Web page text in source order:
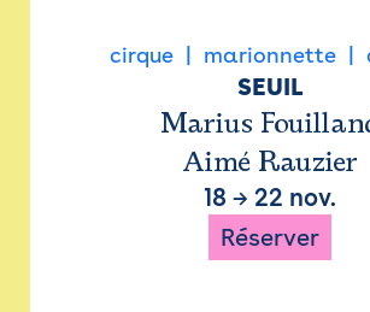
cirque marionnette
SEUIL
Marius
Aimé Rauzier
18 → 22 nov.
Réserver